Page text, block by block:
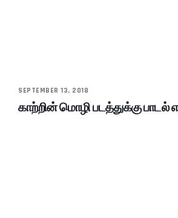
SEPTEMBER 13, 2018
காற்றின் மொழி படத்துக்கு பாடல்